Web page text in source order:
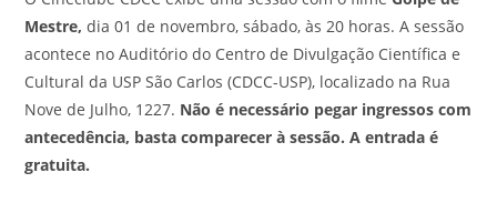
Mestre,dia 01 de novembro, sábado, às 20 horas. A sessão
acontece no Auditório do Centro de Divulgação Científica e
Cultural da USP São Carlos (CDCC-USP), localizado na Rua
Nove de Julho, 1227. Não é necessário pegar ingressos com
antecedência, basta comparecer à sessão. A entrada é
gratuita.